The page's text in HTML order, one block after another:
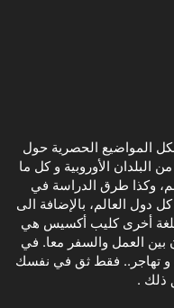
المواضيع الحصرية حول
البلدان الأوروبية و كل ما
وكذا طرق الدراسة في
دول العالم، بالإضافة الى
بلغة أخرى كليب أكسيس هي
بين العمل والسفر معا. في
و تهاجر.. فقط ثق في نفسك
ذلك .